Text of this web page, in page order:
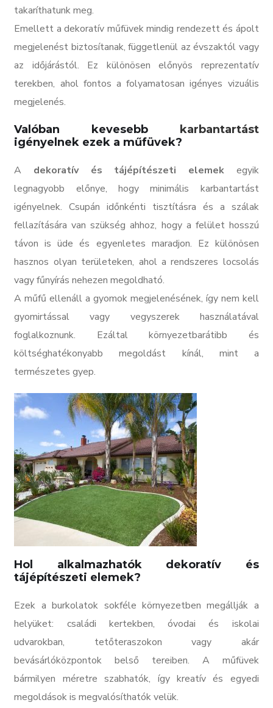
takaríthatunk meg.
Emellett a dekoratív műfüvek mindig rendezett és ápolt
megjelenést biztosítanak, függetlenül az évszaktól vagy
az időjárástól. Ez különösen előnyös reprezentatív
terekben, ahol fontos a folyamatosan igényes vizuális
megjelenés.
Valóban kevesebb
karbantartást
igényelnek ezek a műfüvek?
A dekoratív és tájépítészeti elemekegyik
legnagyobb előnye, hogy minimális karbantartást
igényelnek. Csupán időnkénti tisztításra és a szálak
fellazítására van szükség ahhoz, hogy a felület hosszú
távon is üde és egyenletes maradjon. Ez különösen
hasznos olyan területeken, ahol a rendszeres locsolás
vagy fűnyírás nehezen megoldható.
A műfű ellenáll a gyomok megjelenésének, így nem kell
gyomirtással vagy vegyszerek használatával
foglalkoznunk. Ezáltal környezetbarátibb és
költséghatékonyabb megoldást kínál, mint a
természetes gyep.
Hol alkalmazhatók dekoratív és
tájépítészeti elemek?
Ezek a burkolatok sokféle környezetben megállják a
helyüket: családi kertekben, óvodai és iskolai
udvarokban, tetőteraszokon vagy akár
bevásárlóközpontok belső tereiben. A műfüvek
bármilyen méretre szabhatók, így kreatív és egyedi
megoldások is megvalósíthatók velük.